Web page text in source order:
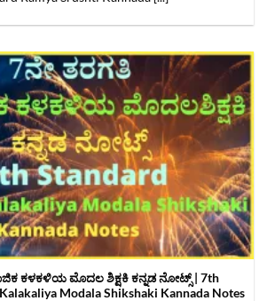
ಕಳಕಳಿಯ ಮೊದಲ ಶಿಕ್ಷಕಿ ಕನ್ನಡ ನೋಟ್ಸ್ | 7th
Modala Shikshaki Kannada Notes